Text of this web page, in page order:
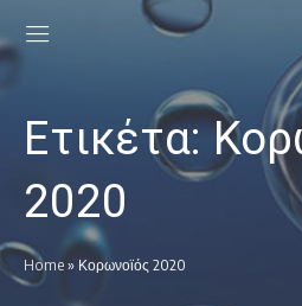
Ετικέτα:
2020
Home » Κορωνοϊός 2020